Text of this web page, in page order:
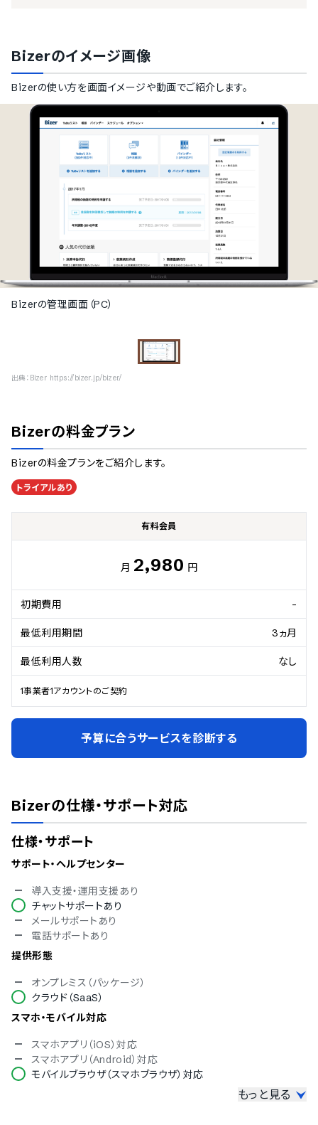
Bizerのイメージ画像
Bizerの使い方を画面イメージや動画でご紹介します。
Bizerの管理画面（PC）
出典： Bizer https://bizer.jp/bizer/
Bizerの料金プラン
Bizerの料金プランをご紹介します。
トライアルあり
有料会員
月 2,980 円
初期費用 -
最低利用期間 3ヵ月
最低利用人数 なし
1事業者1アカウントのご契約
予算に合うサービスを診断する
Bizerの仕様・サポート対応
仕様・サポート
サポート・ヘルプセンター
導入支援・運用支援あり
チャットサポートあり
メールサポートあり
電話サポートあり
提供形態
オンプレミス（パッケージ）
クラウド（SaaS）
スマホ・モバイル対応
スマホアプリ（iOS）対応
スマホアプリ（Android）対応
モバイルブラウザ（スマホブラウザ）対応
もっと見る